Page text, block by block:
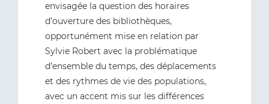
envisagée la question des horaires
d’ouverture des bibliothèques,
opportunément mise en relation par
Sylvie Robert avec la problématique
d’ensemble du temps, des déplacements
et des rythmes de vie des populations,
avec un accent mis sur les différences